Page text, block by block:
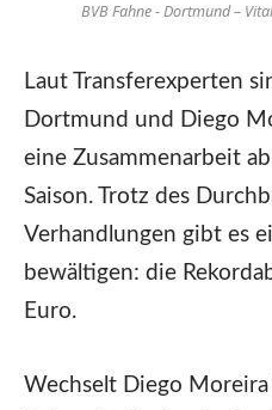
BVB Fahne - Dortmund –
Laut Transferexperten
Dortmund und Diego
eine Zusammenarbeit
Saison. Trotz des
Verhandlungen gibt es
bewältigen: die
Euro.
Wechselt Diego